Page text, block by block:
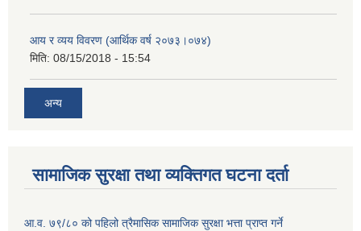
आय र व्यय विवरण (आर्थिक वर्ष २०७३।०७४)
मिति: 08/15/2018 - 15:54
अन्य
सामाजिक सुरक्षा तथा व्यक्तिगत घटना दर्ता
आ.व. ७९/८० को पहिलो त्रैमासिक सामाजिक सुरक्षा भत्ता प्राप्त गर्ने